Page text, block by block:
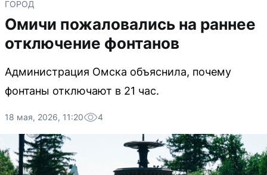
ГОРОД
Омичи пожаловались на раннее
отключение фонтанов
Администрация Омска объяснила, почему
фонтаны отключают в 21 час.
18 мая, 2026, 11:20 4